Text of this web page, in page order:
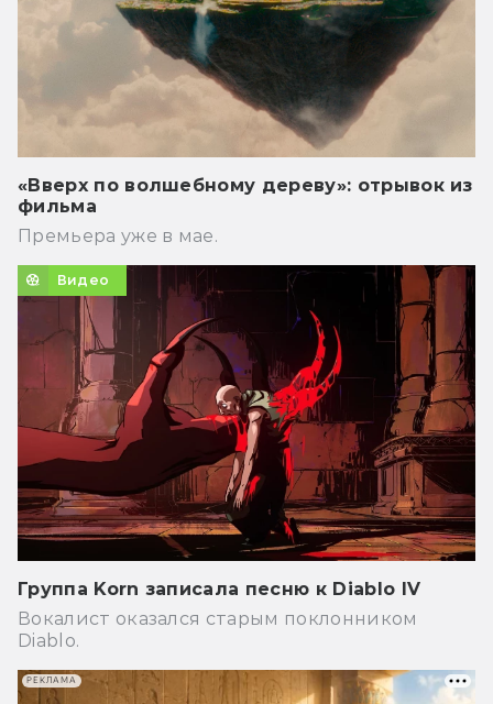
«Вверх по волшебному дереву»: отрывок из
фильма
Премьера уже в мае.
Видео
Группа Korn записала песню к Diablo IV
Вокалист оказался старым поклонником
Diablo.
РЕКЛАМА